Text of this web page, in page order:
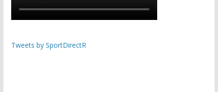
Tweets by SportDirectR